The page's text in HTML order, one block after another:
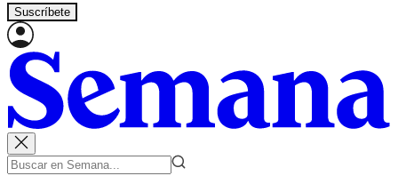
Suscríbete